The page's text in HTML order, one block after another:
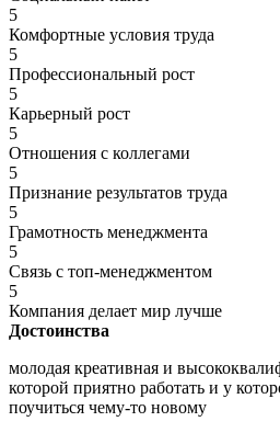
5
Комфортные условия труда
5
Профессиональный рост
5
Карьерный рост
5
Отношения с коллегами
5
Признание результатов труда
5
Грамотность менеджмента
5
Связь с топ-менеджментом
5
Компания делает мир лучше
Достоинства
молодая креативная и
которой приятно работать и у
поучиться чему-то новому